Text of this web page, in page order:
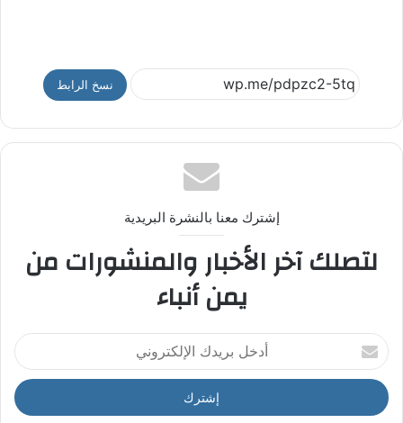
نسخ الرابط
إشترك معنا بالنشرة البريدية
لتصلك آخر الأخبار والمنشورات من
يمن أنباء
أ
د
خ
ل